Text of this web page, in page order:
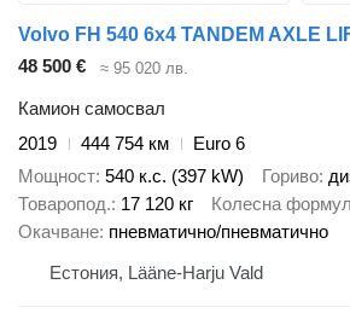
48 500 € ≈ 95 020 лв.
Камион самосвал
2019
444 754 км
Euro 6
Мощност 540 к.с. (397 kW) Гориво
Товаропод. 17 120 кг Колесна
Окачване пневматично/пневматично
Естония, Lääne-Harju Vald